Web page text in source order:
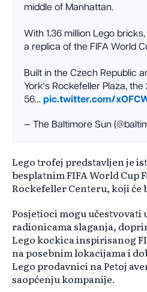
middle of Manhattan.
With 1.36 million Lego
a replica of the FIFA World
Built in the Czech Republic
York's Rockefeller Plaza,
56… pic.twitter.com/
— The Baltimore Sun
Lego trofej predstavljen je
besplatnim FIFA World Cup
Rockefeller Centeru, koji će
Posjetioci mogu
radionicama slaganja,
Lego kockica inspirisanog
na posebnim lokacijama i
Lego prodavnici na Petoj
saopćenju kompanije.